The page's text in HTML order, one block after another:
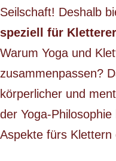
Seilschaft! Deshalb
speziell für
Warum Yoga und
zusammenpassen?
körperlicher und
der Yoga-
Aspekte fürs Klettern